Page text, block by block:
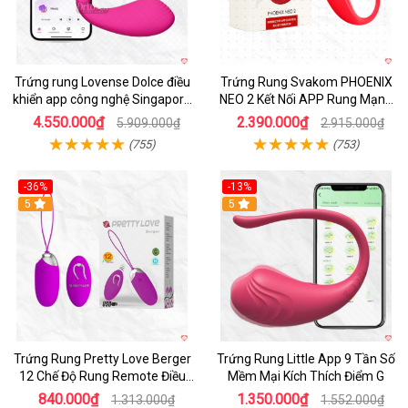
Trứng rung Lovense Dolce điều
khiển app công nghệ Singapore
kích thích đỉnh cao
4.550.000₫ 5.909.000₫
(755)
Trứng Rung Svakom PHOENIX
NEO 2 Kết Nối APP Rung Mạnh
Điều Khiển Từ Xa
2.390.000₫ 2.915.000₫
(753)
-36%
5
Trứng Rung Pretty Love Berger
12 Chế Độ Rung Remote Điều
Khiển Mạnh Mẽ
840.000₫ 1.313.000₫
-13%
Hot
5
Trứng Rung Little App 9 Tần Số
Mềm Mại Kích Thích Điểm G
1.350.000₫ 1.552.000₫